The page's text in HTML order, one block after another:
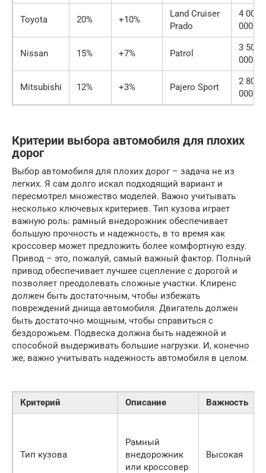
Toyota 20% +10%
Land Cruiser
Prado
4 000
000
Nissan 15% +7% Patrol
3 500
000
Mitsubishi 12% +3% Pajero Sport
2 800
000
Критерии выбора автомобиля для плохих
дорог
Выбор автомобиля для плохих дорог – задача не из
легких. Я сам долго искал подходящий вариант и
пересмотрел множество моделей. Важно учитывать
несколько ключевых критериев. Тип кузова играет
важную роль: рамный внедорожник обеспечивает
большую прочность и надежность, в то время как
кроссовер может предложить более комфортную езду.
Привод – это, пожалуй, самый важный фактор. Полный
привод обеспечивает лучшее сцепление с дорогой и
позволяет преодолевать сложные участки. Клиренс
должен быть достаточным, чтобы избежать
повреждений днища автомобиля. Двигатель должен
быть достаточно мощным, чтобы справиться с
бездорожьем. Подвеска должна быть надежной и
способной выдерживать большие нагрузки. И, конечно
же, важно учитывать надежность автомобиля в целом.
Критерий Описание Важность
Тип кузова
Рамный
внедорожник
или кроссовер
Высокая